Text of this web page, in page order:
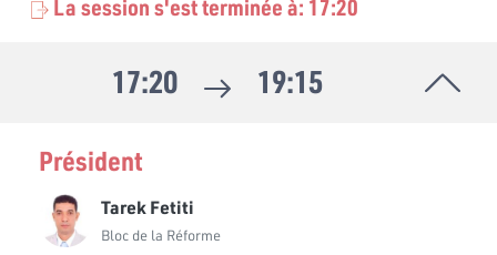
Olfa Terras
Omar Ghribi
Bloc Coalition Al Karama
Oussama Khlifi
Bloc Qalb Tounes
Rabeb Ben Letaief
Bloc Ennahdha
La session s'est terminée à: 17:20
17:20 19:15
Président
Tarek Fetiti
Bloc de la Réforme